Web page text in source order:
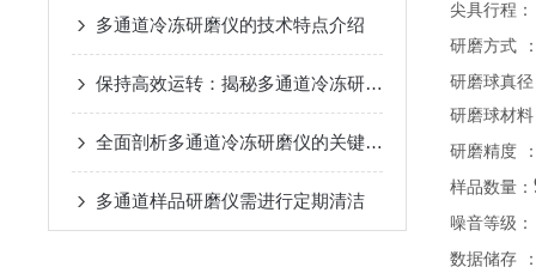
多通道冷冻研磨仪的技术特点介绍
保持高效运转：揭秘多通道冷冻研磨仪的保养秘诀
全面剖析多通道冷冻研磨仪的关键部件
多通道样品研磨仪需进行定期清洁
尖具行程 ：
研磨方式
研磨球真径
研磨球材料
研磨精度
样品数量：
噪音等级 ：
数据储存